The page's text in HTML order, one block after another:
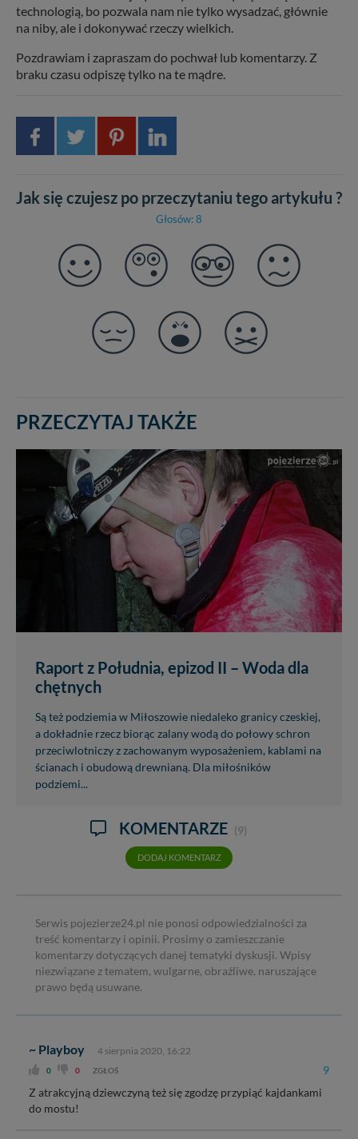
technologią, bo pozwala nam nie tylko wysadzać, głównie
na niby, ale i dokonywać rzeczy wielkich.
Pozdrawiam i zapraszam do pochwał lub komentarzy. Z
braku czasu odpiszę tylko na te mądre.
Jak się czujesz po przeczytaniu tego artykułu ?
Głosów: 8
PRZECZYTAJ TAKŻE
Raport z Południa, epizod II – Woda dla
chętnych
Są też podziemia w Miłoszowie niedaleko granicy czeskiej,
a dokładnie rzecz biorąc zalany wodą do połowy schron
przeciwlotniczy z zachowanym wyposażeniem, kablami na
ścianach i obudową drewnianą. Dla miłośników
podziemi...
KOMENTARZE (9)
DODAJ KOMENTARZ
Serwis pojezierze24.pl nie ponosi odpowiedzialności za
treść komentarzy i opinii. Prosimy o zamieszczanie
komentarzy dotyczących danej tematyki dyskusji. Wpisy
niezwiązane z tematem, wulgarne, obraźliwe, naruszające
prawo będą usuwane.
~ Playboy 4 sierpnia 2020, 16:22
0 0 ZGŁOŚ 9
Z atrakcyjną dziewczyną też się zgodzę przypiąć kajdankami
do mostu!